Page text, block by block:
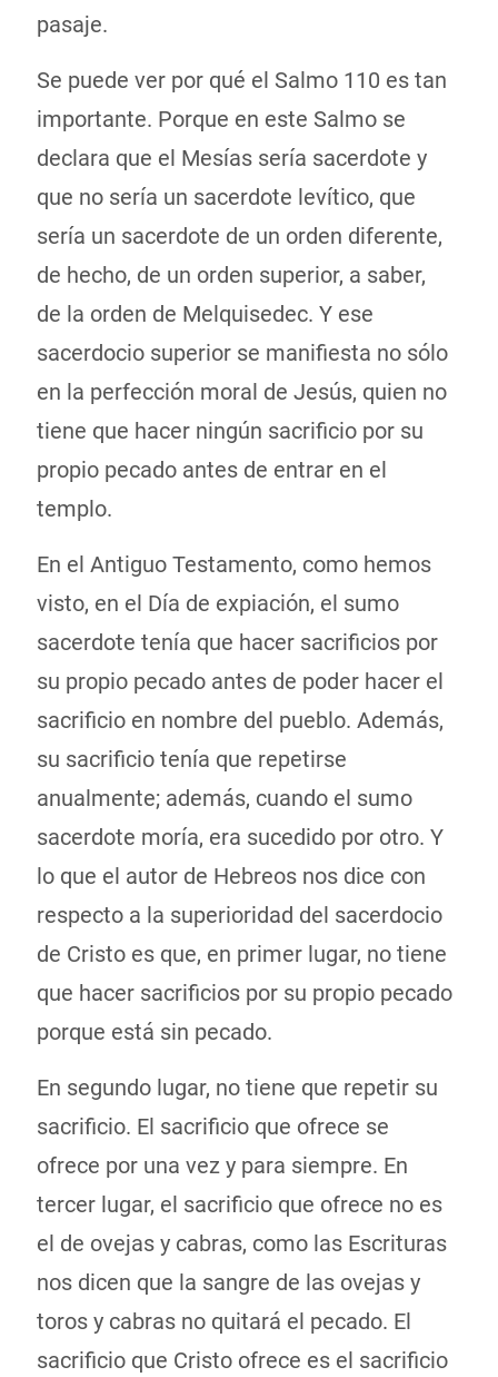
pasaje.
Se puede ver por qué el Salmo 110 es tan
importante. Porque en este Salmo se
declara que el Mesías sería sacerdote y
que no sería un sacerdote levítico, que
sería un sacerdote de un orden diferente,
de hecho, de un orden superior, a saber,
de la orden de Melquisedec. Y ese
sacerdocio superior se manifiesta no sólo
en la perfección moral de Jesús, quien no
tiene que hacer ningún sacrificio por su
propio pecado antes de entrar en el
templo.
En el Antiguo Testamento, como hemos
visto, en el Día de expiación, el sumo
sacerdote tenía que hacer sacrificios por
su propio pecado antes de poder hacer el
sacrificio en nombre del pueblo. Además,
su sacrificio tenía que repetirse
anualmente; además, cuando el sumo
sacerdote moría, era sucedido por otro. Y
lo que el autor de Hebreos nos dice con
respecto a la superioridad del sacerdocio
de Cristo es que, en primer lugar, no tiene
que hacer sacrificios por su propio pecado
porque está sin pecado.
En segundo lugar, no tiene que repetir su
sacrificio. El sacrificio que ofrece se
ofrece por una vez y para siempre. En
tercer lugar, el sacrificio que ofrece no es
el de ovejas y cabras, como las Escrituras
nos dicen que la sangre de las ovejas y
toros y cabras no quitará el pecado. El
sacrificio que Cristo ofrece es el sacrificio